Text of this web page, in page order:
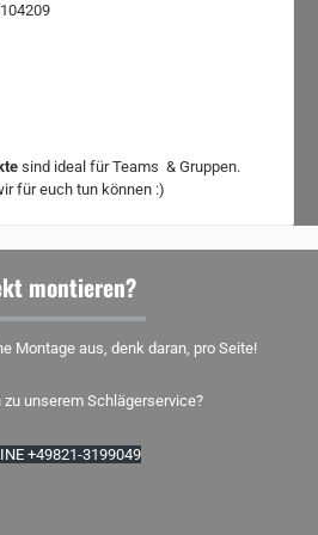
sind ideal für Teams & Gruppen.
für euch tun können :)
montieren?
Montage aus, denk daran, pro Seite!
zu unserem Schlägerservice?
+49821-3199049